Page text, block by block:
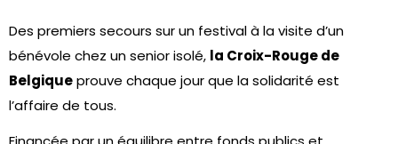
Des premiers secours sur un festival à la visite d’un
bénévole chez un senior isolé, la Croix-Rouge de
Belgiqueprouve chaque jour que la solidarité est
l’affaire de tous.